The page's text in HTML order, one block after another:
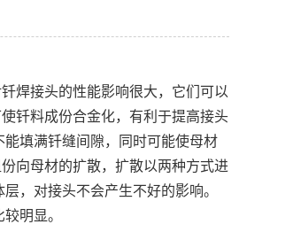
焊接头的性能影响很大，它们可以
钎料成份合金化，有利于提高接头
填满钎缝间隙，同时可能使母材
向母材的扩散，扩散以两种方式进
，对接头不会产生不好的影响。
较明显。